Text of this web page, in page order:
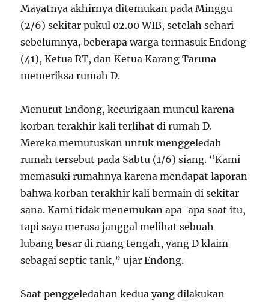
Mayatnya akhirnya ditemukan pada Minggu
(2/6) sekitar pukul 02.00 WIB, setelah sehari
sebelumnya, beberapa warga termasuk Endong
(41), Ketua RT, dan Ketua Karang Taruna
memeriksa rumah D.
Menurut Endong, kecurigaan muncul karena
korban terakhir kali terlihat di rumah D.
Mereka memutuskan untuk menggeledah
rumah tersebut pada Sabtu (1/6) siang. “Kami
memasuki rumahnya karena mendapat laporan
bahwa korban terakhir kali bermain di sekitar
sana. Kami tidak menemukan apa-apa saat itu,
tapi saya merasa janggal melihat sebuah
lubang besar di ruang tengah, yang D klaim
sebagai septic tank,” ujar Endong.
Saat penggeledahan kedua yang dilakukan